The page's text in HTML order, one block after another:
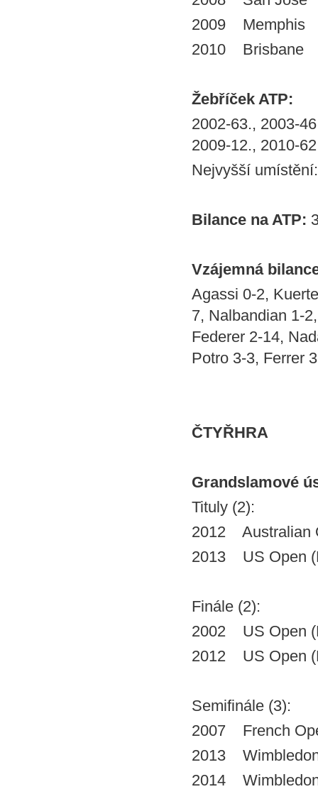
2009 Memphis
2010 Brisbane
Žebříček ATP:
2002-63., 2003-
2009-12., 2010-
Nejvyšší
Bilance na ATP:
Vzájemná
Agassi 0-2,
7, Nalbandian 1-
Federer 2-14,
Potro 3-3, Ferrer
ČTYŘHRA
Grandslamové
Tituly (2):
2012 Australian
2013 US Open
Finále (2):
2002 US Open
2012 US Open
Semifinále (3):
2007 French
2013
2014